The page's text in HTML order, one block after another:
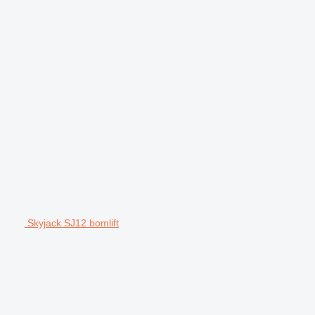
Skyjack SJ12 bomlift